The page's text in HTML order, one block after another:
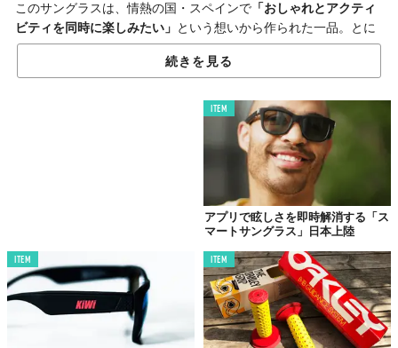
このサングラスは、情熱の国・スペインで 「おしゃれとアクティ
ビティを同時に楽しみたい」 という想いから作られた一品。とに
かく、次の画像と説明を読めばその魅力がわかるはず！
©でごいち
いちばんの特徴は、テンプルに「シリコーンスチール」を採用し
てサングラスをどこにでも“巻きつける”という新しい使い方がで
続きを見る
ITEM
アプリで眩しさを即時解消する「ス
マートサングラス」日本上陸
ITEM ITEM